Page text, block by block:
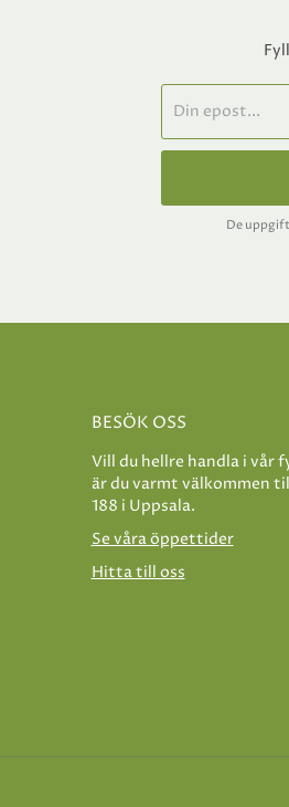
De
BESÖK OSS
Vill du hellre handla i vår
är du varmt välkommen
188 i Uppsala.
Se våra öppettider
Hitta till oss